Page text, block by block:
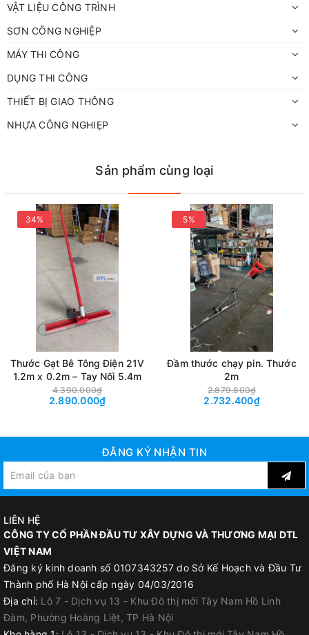
VẬT LIỆU CÔNG TRÌNH
SƠN CÔNG NGHIỆP
MÁY THI CÔNG
DỤNG THI CÔNG
THIẾT BỊ GIAO THÔNG
NHỰA CÔNG NGHIẸP
Sản phẩm cùng loại
34%
Thước Gạt Bê Tông Điện 21V
1.2m x 0.2m – Tay Nối 5.4m
4.390.000₫
2.890.000₫
5%
Đầm thước chạy pin. Thước
2m
2.879.800₫
2.732.400₫
ĐĂNG KÝ NHẬN TIN
LIÊN HỆ
CÔNG TY CỔ PHẦN ĐẦU TƯ XÂY DỰNG VÀ THƯƠNG MẠI DTL
VIỆT NAM
Đăng ký kinh doanh số 0107343257 do Sở Kế Hoạch và Đầu Tư
Thành phố Hà Nội cấp ngày 04/03/2016
Địa chỉ: Lô 7 - Dịch vụ 13 - Khu Đô thị mới Tây Nam Hồ Linh
Đàm, Phường Hoàng Liệt, TP Hà Nội